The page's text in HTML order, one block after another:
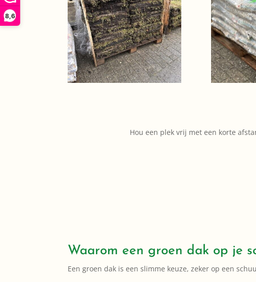
8,6
Hou een plek vrij met een korte
Waarom een groen dak op je
Een groen dak is een slimme keuze, zeker op een